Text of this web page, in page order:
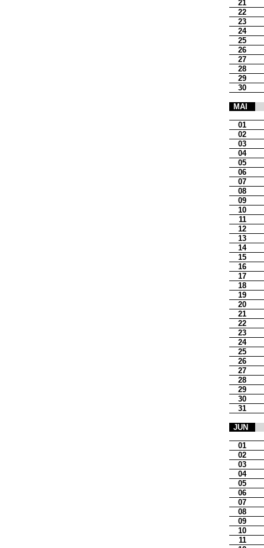
21
22
23
24
25
26
27
28
29
30
MAI
01
02
03
04
05
06
07
08
09
10
11
12
13
14
15
16
17
18
19
20
21
22
23
24
25
26
27
28
29
30
31
JUN
01
02
03
04
05
06
07
08
09
10
11